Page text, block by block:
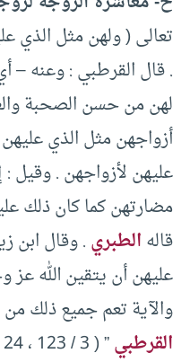
. قال القرطبي : وعنه –
لهن من حسن الصحبة
أزواجهن مثل الذي
عليهن لأزواجهن . وقيل
مضارتهن كما كان ذلك
قالهالطبري. وقال ابن
عليهن أن يتقين الله
والآية تعم جميع ذلك
القرطبي” ( 3 / 123 ، 124 ) .